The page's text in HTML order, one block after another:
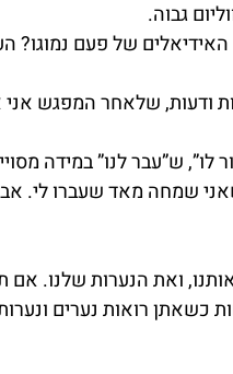
גבוה.
של פעם נמוגו?
ודעות, שלאחר המפגש אני
לו”, ש”עבר לנו” במידה
שמחה מאד שעברו לי.
ואת הנערות שלנו. אם
כשאתן רואות נערים